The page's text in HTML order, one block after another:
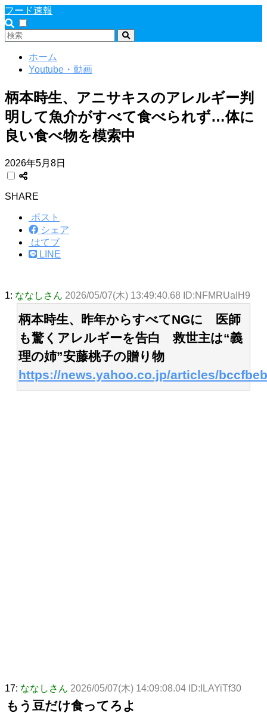
フード速報
ホーム
Youtube・動画
柄本時生、アニサキスのアレルギー判
明して魚介がすべて食べられず…体に
良い食べ物を模索中
2026年5月8日
SHARE
ポスト
シェア
はてブ
LINE
1: ななしさん 2026/05/07(木) 13:49:40.68 ID:NFMRUaIH9
柄本時生、昨年からすべてNGに 医師
も驚くアレルギーを告白 救世主は“義
理の姉”安藤桃子の贈り物
https://news.yahoo.co.jp/articles/
17: ななしさん 2026/05/07(木) 14:09:08.04 ID:ILAYiTf30
もう豆だけ食ってろよ